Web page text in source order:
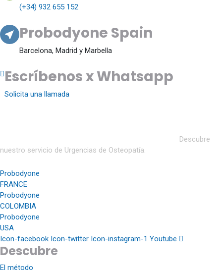
(+34) 932 655 152
Probodyone Spain
Barcelona, Madrid y Marbella
Escríbenos x Whatsapp
Solicita una llamada
Descubre
nuestro servicio de Urgencias de Osteopatía.
Probodyone
FRANCE
Probodyone
COLOMBIA
Probodyone
USA
Icon-facebook Icon-twitter Icon-instagram-1 Youtube
Descubre
El método